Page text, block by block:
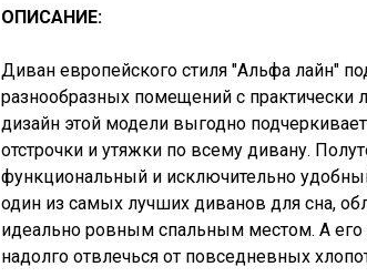
ОПИСАНИЕ:
Диван европейского стиля "Альфа лайн"
разнообразных помещений с
дизайн этой модели выгодно
отстрочки и утяжки по всему дивану.
функциональный и исключительно
один из самых лучших диванов для сна,
идеально ровным спальным местом. А его
надолго отвлечься от повседневных